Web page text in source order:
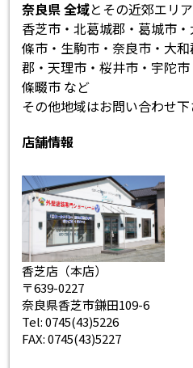
奈良県 全域とその近郊エリ
香芝市・北葛城郡・葛城市
條市・生駒市・奈良市・大
郡・天理市・桜井市・宇陀
條畷市 など
その他地域はお問い合わせ下
店舗情報
香芝店（本店）
〒639-0227
奈良県香芝市鎌田109-6
Tel: 0745(43)5226
FAX: 0745(43)5227